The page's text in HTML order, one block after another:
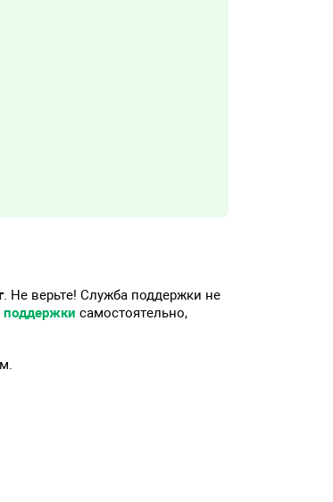
. Не верьте! Служба поддержки не
самостоятельно,